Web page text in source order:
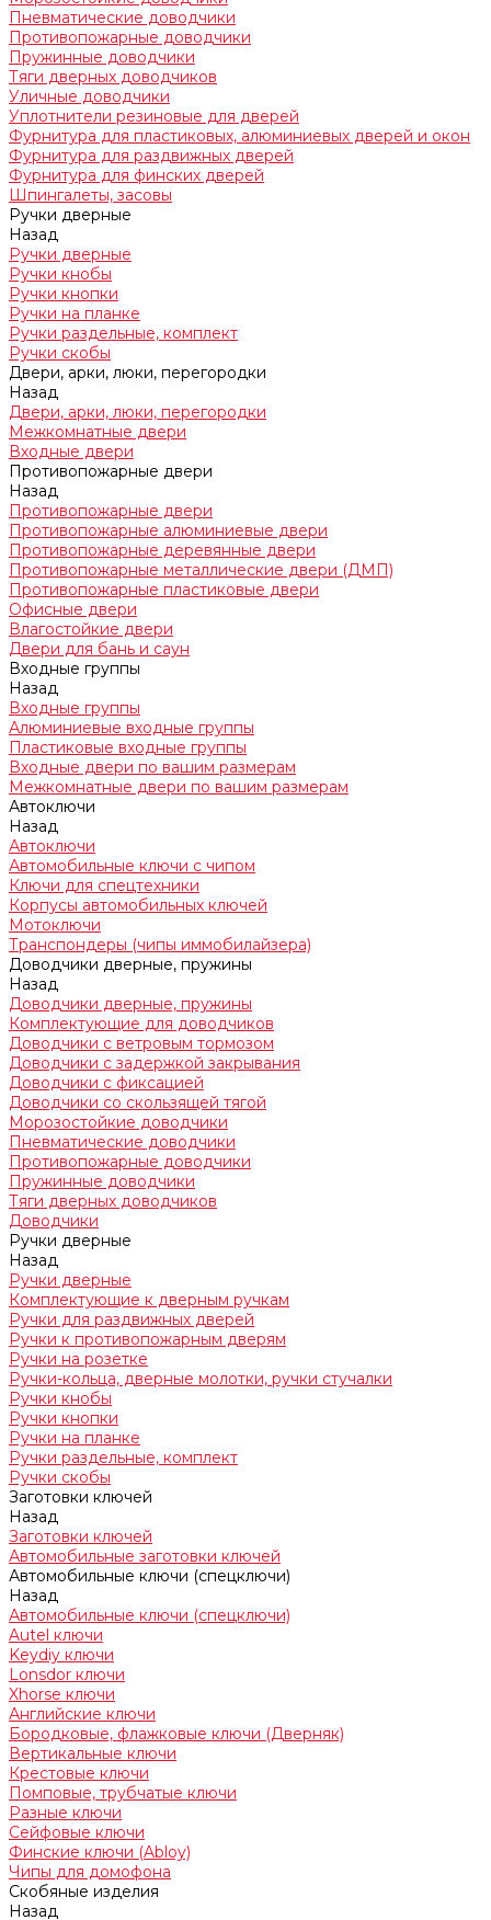
Пневматические доводчики
Противопожарные доводчики
Пружинные доводчики
Тяги дверных доводчиков
Уличные доводчики
Уплотнители резиновые для дверей
Фурнитура для пластиковых, алюминиевых дверей и окон
Фурнитура для раздвижных дверей
Фурнитура для финских дверей
Шпингалеты, засовы
Ручки дверные
Назад
Ручки дверные
Ручки кнобы
Ручки кнопки
Ручки на планке
Ручки раздельные, комплект
Ручки скобы
Двери, арки, люки, перегородки
Назад
Двери, арки, люки, перегородки
Межкомнатные двери
Входные двери
Противопожарные двери
Назад
Противопожарные двери
Противопожарные алюминиевые двери
Противопожарные деревянные двери
Противопожарные металлические двери (ДМП)
Противопожарные пластиковые двери
Офисные двери
Влагостойкие двери
Двери для бань и саун
Входные группы
Назад
Входные группы
Алюминиевые входные группы
Пластиковые входные группы
Входные двери по вашим размерам
Межкомнатные двери по вашим размерам
Автоключи
Назад
Автоключи
Автомобильные ключи с чипом
Ключи для спецтехники
Корпусы автомобильных ключей
Мотоключи
Транспондеры (чипы иммобилайзера)
Доводчики дверные, пружины
Назад
Доводчики дверные, пружины
Комплектующие для доводчиков
Доводчики с ветровым тормозом
Доводчики с задержкой закрывания
Доводчики с фиксацией
Доводчики со скользящей тягой
Морозостойкие доводчики
Пневматические доводчики
Противопожарные доводчики
Пружинные доводчики
Тяги дверных доводчиков
Доводчики
Ручки дверные
Назад
Ручки дверные
Комплектующие к дверным ручкам
Ручки для раздвижных дверей
Ручки к противопожарным дверям
Ручки на розетке
Ручки-кольца, дверные молотки, ручки стучалки
Ручки кнобы
Ручки кнопки
Ручки на планке
Ручки раздельные, комплект
Ручки скобы
Заготовки ключей
Назад
Заготовки ключей
Автомобильные заготовки ключей
Автомобильные ключи (спецключи)
Назад
Автомобильные ключи (спецключи)
Autel ключи
Keydiy ключи
Lonsdor ключи
Xhorse ключи
Английские ключи
Бородковые, флажковые ключи (Дверняк)
Вертикальные ключи
Крестовые ключи
Помповые, трубчатые ключи
Разные ключи
Сейфовые ключи
Финские ключи (Abloy)
Чипы для домофона
Скобяные изделия
Назад